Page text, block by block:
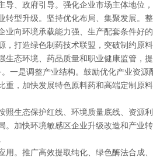
导、政府引导。强化企业市场主体地位
转型升级。坚持优化布局、集聚发展。
业向环境承载能力强、生产配套条件好
，打造绿色制药技术联盟，突破制约原
生态环境、药品质量和职业健康监管，
一是调整产业结构。鼓励优化产业资
重，加快发展特色原料药和高端定制原
照生态保护红线、环境质量底线、资源
。加快环境敏感区企业升级改造和产业
用。推广高效提取纯化、绿色酶法合成